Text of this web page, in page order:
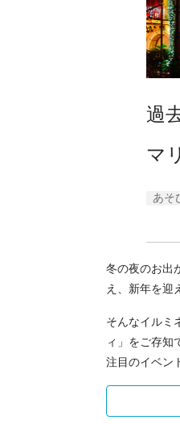
過
マ
あそ
冬の夜のお出
え、新年を迎
そんなイルミ
ィ」をご存知
注目のイベン